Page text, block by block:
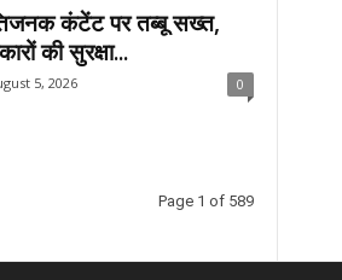
कंटेंट पर तब्बू सख्त,
की सुरक्षा...
5, 2026 0
Page 1 of 589